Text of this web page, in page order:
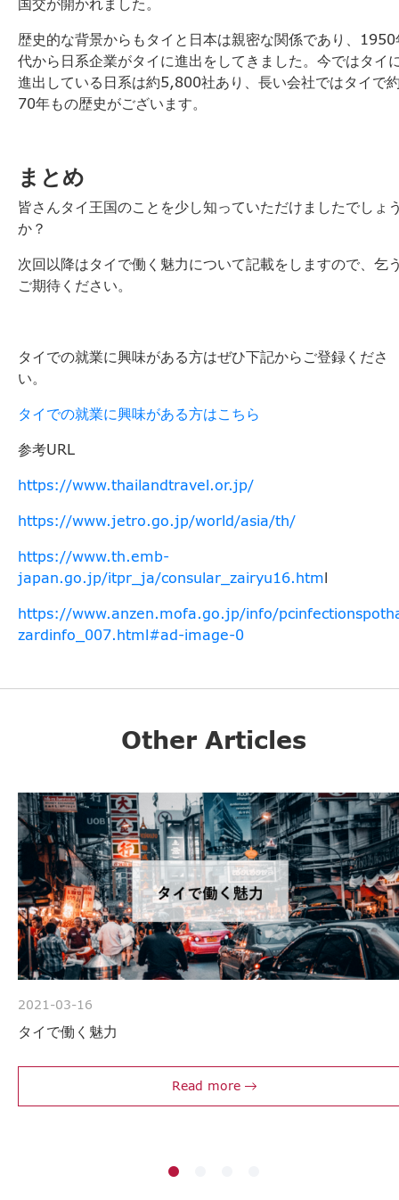
国交が開かれました。
歴史的な背景からもタイと日本は親密な関係であり、1950
代から日系企業がタイに進出をしてきました。今ではタイ
進出している日系は約5,800社あり、長い会社ではタイで
70年もの歴史がございます。
まとめ
皆さんタイ王国のことを少し知っていただけましたでしょ
か？
次回以降はタイで働く魅力について記載をしますので、乞
ご期待ください。
タイでの就業に興味がある方はぜひ下記からご登録くださ
い。
タイでの就業に興味がある方はこちら
参考URL
https://www.thailandtravel.or.jp/
https://www.jetro.go.jp/world/asia/th/
https://www.th.emb-
japan.go.jp/itpr_ja/consular_zairyu16.html
https://www.anzen.mofa.go.jp/info/
zardinfo_007.html#ad-image-0
Other Articles
2021-03-16
タイで働く魅力
Read more